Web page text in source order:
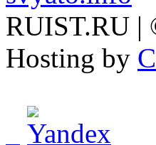
RUIST.RU |
Hosting by